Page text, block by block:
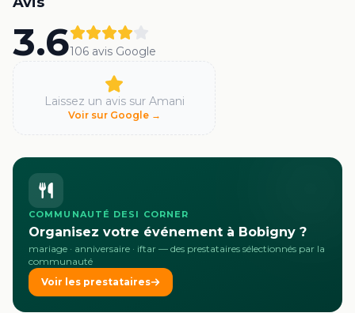
3.6106 avis Google
Laissez un avis sur Amani
Voir sur Google →
COMMUNAUTÉ DESI CORNER
Organisez votre événement à Bobigny ?
mariage · anniversaire · iftar — des prestataires sélectionnés par la
communauté
Voir les prestataires